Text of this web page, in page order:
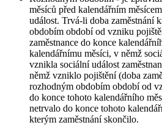
měsíců před kalendářním
událost. Trvá-li doba zaměstnání
obdobím období od vzniku
zaměstnance do konce
kalendářnímu měsíci, v němž
vznikla sociální událost
němž vzniklo pojištění (doba
rozhodným obdobím období od
do konce tohoto kalendářního
netrvalo do konce tohoto
kterým zaměstnání skončilo.